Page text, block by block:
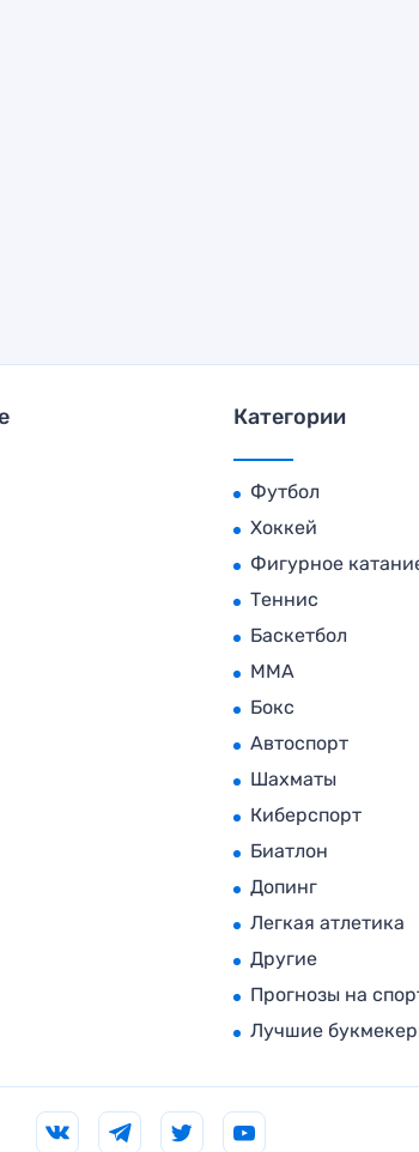
Категории
Футбол
Хоккей
Фигурное
Теннис
Баскетбол
MMA
Бокс
Автоспорт
Шахматы
Киберспорт
Биатлон
Допинг
Легкая атлетика
Другие
Прогнозы на
Лучшие